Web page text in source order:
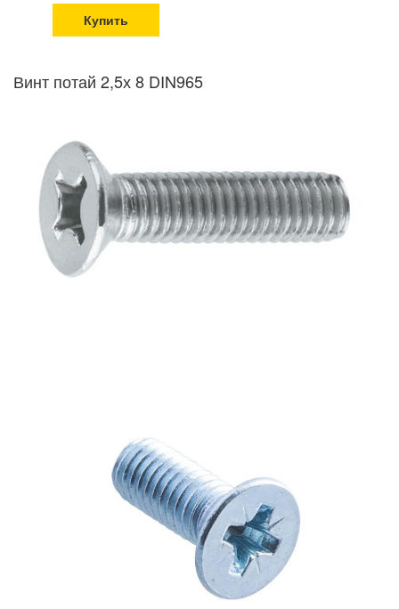
Купить
Винт потай 2,5х 8 DIN965